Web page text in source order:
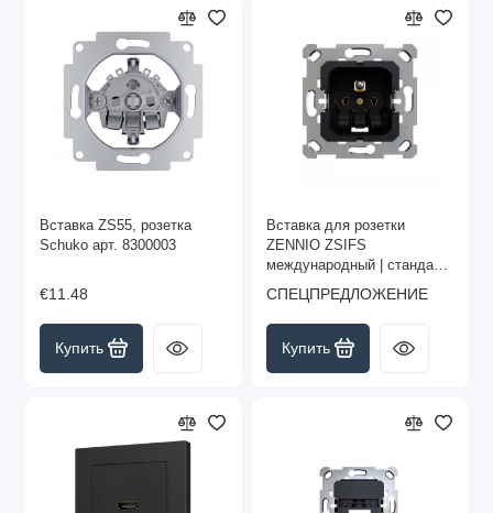
Вставка ZS55, розетка
Schuko арт. 8300003
€11.48
Купить
Вставка для розетки
ZENNIO ZSIFS
международный | стандарт
арт. ZSIFS
СПЕЦПРЕДЛОЖЕНИЕ
Купить